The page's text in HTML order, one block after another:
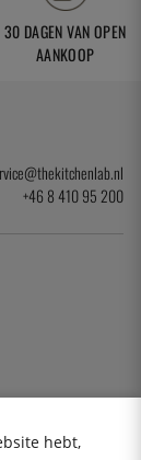
30 DAGEN VAN OPEN
AANKOOP
+46 8 410 95 200
hebt,